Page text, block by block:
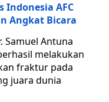
Indonesia AFC
Angkat Bicara
Samuel Antuna
melakukan
fraktur pada
juara dunia